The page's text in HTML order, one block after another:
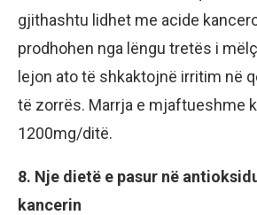
gjithashtu lidhet me acide
prodhohen nga lëngu tretës i
lejon ato të shkaktojnë irritim në
të zorrës. Marrja e mjaftueshme
1200mg/ditë.
8. Nje dietë e pasur në
kancerin